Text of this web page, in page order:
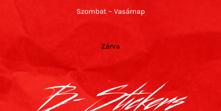
Szombat – Vasárnap
Zárva